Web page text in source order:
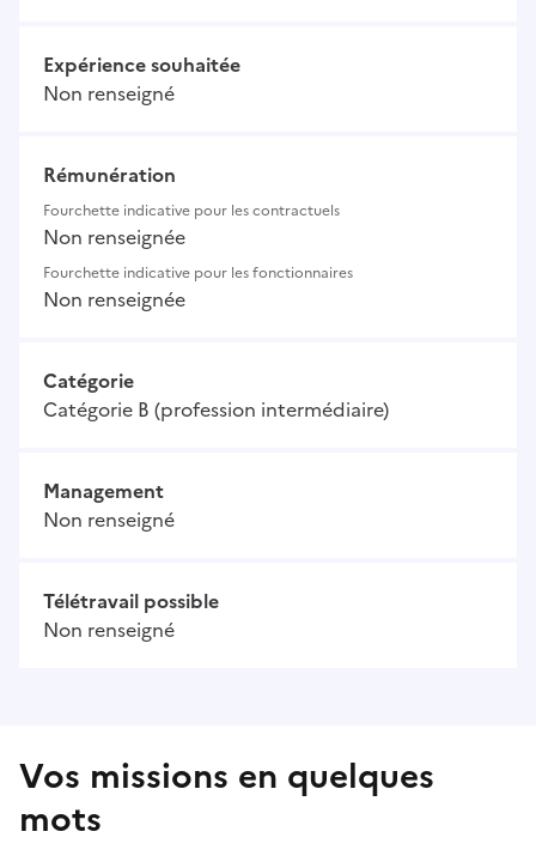
Expérience souhaitée
Non renseigné
Rémunération
Fourchette indicative pour les contractuels
Non renseignée
Fourchette indicative pour les fonctionnaires
Non renseignée
Catégorie
Catégorie B (profession intermédiaire)
Management
Non renseigné
Télétravail possible
Non renseigné
Vos missions en quelques
mots